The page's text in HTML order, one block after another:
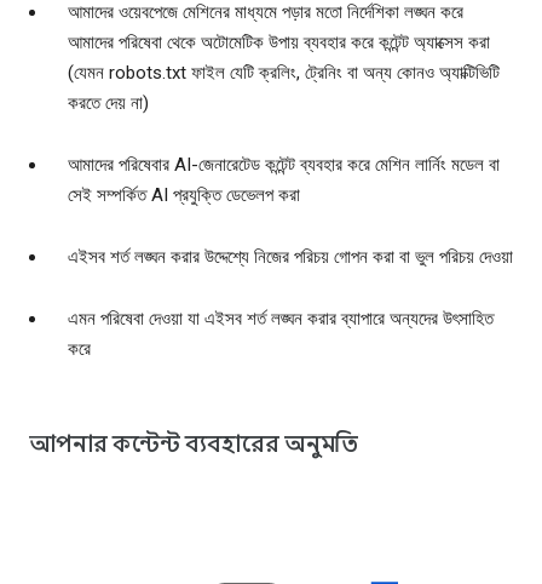
আমাদের ওয়েবপেজে মেশিনের মাধ্যমে পড়ার মতো নির্দেশিকা লঙ্ঘন করে
আমাদের পরিষেবা থেকে অটোমেটিক উপায় ব্যবহার করে কন্টেন্ট অ্যাক্সেস করা
(যেমন robots.txt ফাইল যেটি ক্রলিং, ট্রেনিং বা অন্য কোনও অ্যাক্টিভিটি
করতে দেয় না)
আমাদের পরিষেবার AI-জেনারেটেড কন্টেন্ট ব্যবহার করে মেশিন লার্নিং মডেল বা
সেই সম্পর্কিত AI প্রযুক্তি ডেভেলপ করা
এইসব শর্ত লঙ্ঘন করার উদ্দেশ্যে নিজের পরিচয় গোপন করা বা ভুল পরিচয় দেওয়া
এমন পরিষেবা দেওয়া যা এইসব শর্ত লঙ্ঘন করার ব্যাপারে অন্যদের উৎসাহিত
করে
আপনার কন্টেন্ট ব্যবহারের অনুমতি